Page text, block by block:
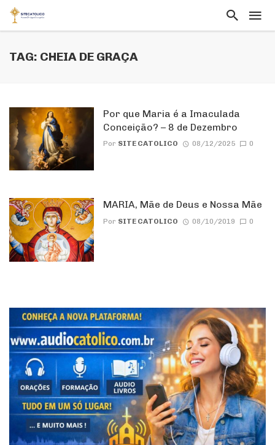
TAG: CHEIA DE GRAÇA
Por que Maria é a Imaculada
Conceição? – 8 de Dezembro
Por SITE CATOLICO 08/12/2025 0
MARIA, Mãe de Deus e Nossa Mãe
Por SITE CATOLICO 08/10/2019 0